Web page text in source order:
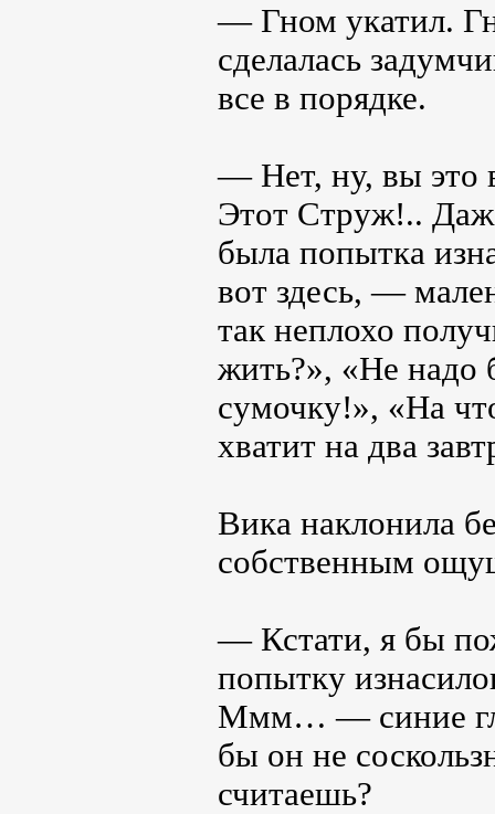
— Гном укатил.
сделалась
все в порядке.
— Нет, ну, вы это
Этот Струж!..
была попытка
вот здесь, —
так неплохо
жить?», «Не надо
сумочку!», «На
хватит на два
Вика наклонила
собственным
— Кстати, я бы
попытку
Ммм… — синие
бы он не
считаешь?